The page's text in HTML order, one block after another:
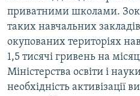
приватними школами.
таких навчальних
окупованих територіях
1,5 тисячі гривень на
Міністерства освіти і
необхідність активізації